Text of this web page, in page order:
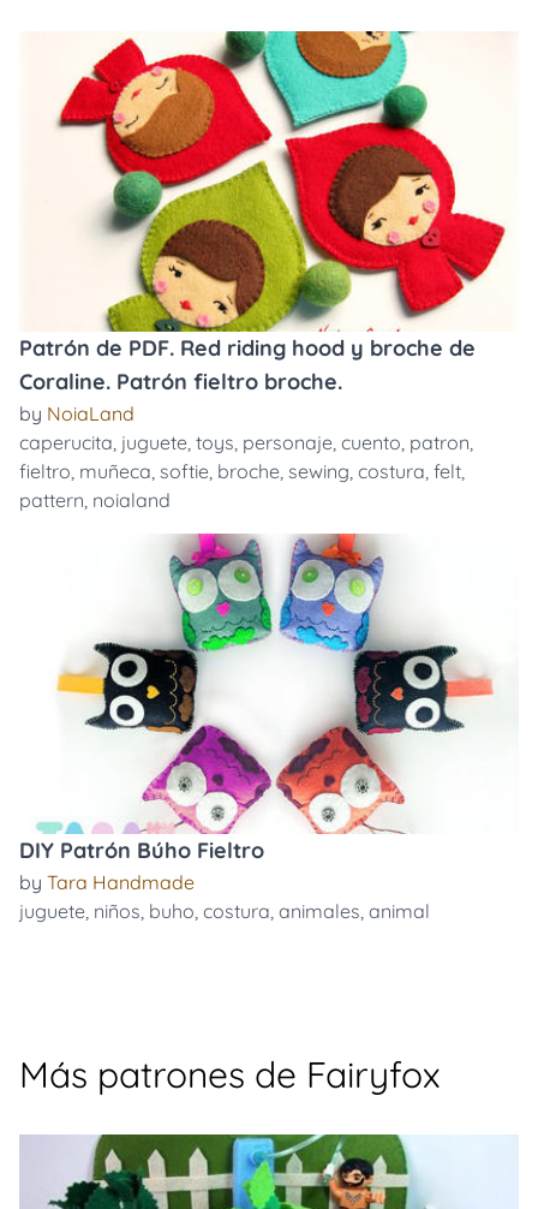
Patrón de PDF. Red riding hood y broche de
Coraline. Patrón fieltro broche.
by NoiaLand
caperucita, juguete, toys, personaje, cuento, patron,
fieltro, muñeca, softie, broche, sewing, costura, felt,
pattern, noialand
DIY Patrón Búho Fieltro
by Tara Handmade
juguete, niños, buho, costura, animales, animal
Más patrones de Fairyfox